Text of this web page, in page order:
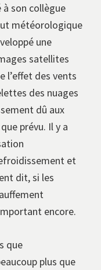
à son collègue
météorologique
une
satellites
l’effet des vents
des nuages
dû aux
prévu. Il y a
et
dit, si les
encore.
que
plus que